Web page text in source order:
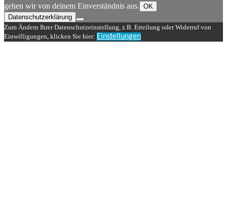
gehen wir von deinem Einverständnis aus. OK
Datenschutzerklärung
Zum Ändern Ihrer Datenschutzeinstellung, z.B. Erteilung oder Widerruf von
Einwilligungen, klicken Sie hier: Einstellungen